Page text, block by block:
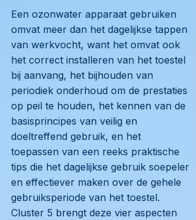
Een ozonwater apparaat gebruiken
omvat meer dan het dagelijkse tappen
van werkvocht, want het omvat ook
het correct installeren van het toestel
bij aanvang, het bijhouden van
periodiek onderhoud om de prestaties
op peil te houden, het kennen van de
basisprincipes van veilig en
doeltreffend gebruik, en het
toepassen van een reeks praktische
tips die het dagelijkse gebruik soepeler
en effectiever maken over de gehele
gebruiksperiode van het toestel.
Cluster 5 brengt deze vier aspecten